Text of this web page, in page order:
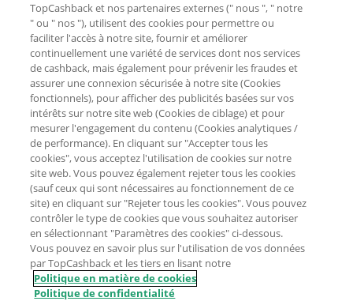
TopCashback et nos partenaires externes (" nous ", " notre
" ou " nos "), utilisent des cookies pour permettre ou
faciliter l'accès à notre site, fournir et améliorer
continuellement une variété de services dont nos services
de cashback, mais également pour prévenir les fraudes et
assurer une connexion sécurisée à notre site (Cookies
fonctionnels), pour afficher des publicités basées sur vos
intérêts sur notre site web (Cookies de ciblage) et pour
mesurer l'engagement du contenu (Cookies analytiques /
de performance). En cliquant sur "Accepter tous les
cookies", vous acceptez l'utilisation de cookies sur notre
site web. Vous pouvez également rejeter tous les cookies
(sauf ceux qui sont nécessaires au fonctionnement de ce
site) en cliquant sur "Rejeter tous les cookies". Vous pouvez
contrôler le type de cookies que vous souhaitez autoriser
en sélectionnant "Paramètres des cookies" ci-dessous.
Vous pouvez en savoir plus sur l'utilisation de vos données
par TopCashback et les tiers en lisant notre
Politique en matière de cookies
Politique de confidentialité